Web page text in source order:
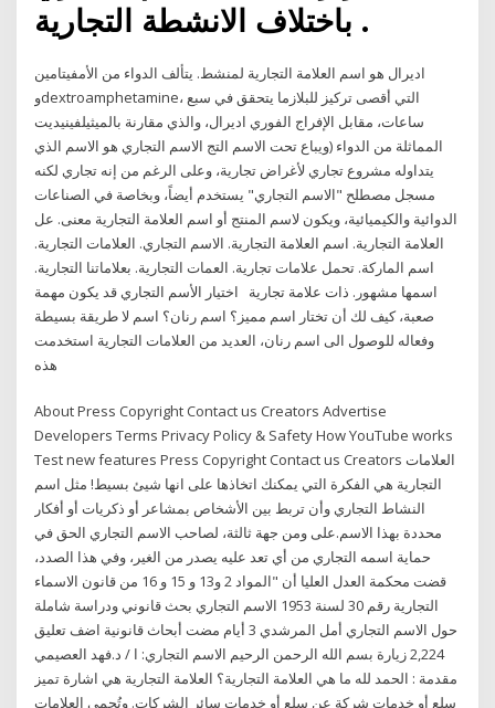
باختلاف الانشطة التجارية .
اديرال هو اسم العلامة التجارية لمنشط. يتألف الدواء من الأمفيتامين
وdextroamphetamine، التي أقصى تركيز للبلازما يتحقق في سبع
ساعات، مقابل الإفراج الفوري اديرال، والذي مقارنة بالميثيلفينيديت
المماثلة من الدواء (ويباع تحت الاسم التج الاسم التجاري هو الاسم الذي
يتداوله مشروع تجاري لأغراض تجارية، وعلى الرغم من إنه تجاري لكنه
مسجل مصطلح "الاسم التجاري" يستخدم أيضاً، وبخاصة في الصناعات
الدوائية والكيميائية، ويكون لاسم المنتج أو اسم العلامة التجارية معنى. عل
العلامة التجارية. اسم العلامة التجارية. الاسم التجاري. العلامات التجارية.
اسم الماركة. تحمل علامات تجارية. العمات التجارية. بعلاماتنا التجارية.
اسمها مشهور. ذات علامة تجارية اختيار الأسم التجاري قد يكون مهمة
صعبة، كيف لك أن تختار اسم مميز؟ اسم رنان؟ اسم لا طريقة بسيطة
وفعاله للوصول الى اسم رنان، العديد من العلامات التجارية استخدمت
About Press Copyright Contact us Creators Advertise
Developers Terms Privacy Policy & Safety How YouTube works
Test new features Press Copyright Contact us Creators العلامات
التجارية هي الفكرة التي يمكنك اتخاذها على انها شيئ بسيط! مثل اسم
النشاط التجاري وأن تربط بين الأشخاص بمشاعر أو ذكريات أو أفكار
محددة بهذا الاسم.على ومن جهة ثالثة، لصاحب الاسم التجاري الحق في
حماية اسمه التجاري من أي تعد عليه يصدر من الغير، وفي هذا الصدد،
قضت محكمة العدل العليا أن "المواد 2 و13 و 15 و 16 من قانون الاسماء
التجارية رقم 30 لسنة 1953 الاسم التجاري بحث قانوني ودراسة شاملة
حول الاسم التجاري أمل المرشدي 3 أيام مضت أبحاث قانونية اضف تعليق
2,224 زيارة بسم الله الرحمن الرحيم الاسم التجاري: ا / د.فهد العصيمي
مقدمة : الحمد لله ما هي العلامة التجارية؟ العلامة التجارية هي اشارة تميز
سلع أو خدمات شركة عن سلع أو خدمات سائر الشركات. وتُحمى العلامات